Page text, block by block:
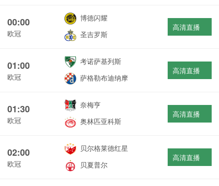
00:00
欧冠
博德闪耀
圣吉罗斯
高清直播
01:00
欧冠
考诺萨基列斯
萨格勒布迪纳摩
高清直播
01:30
欧冠
奈梅亨
奥林匹亚科斯
高清直播
02:00
欧冠
贝尔格莱德红星
贝夏普尔
高清直播